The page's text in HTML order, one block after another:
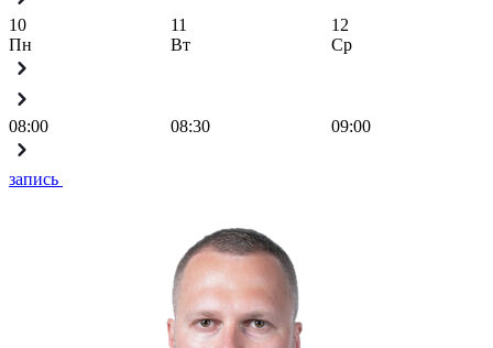
10
Пн
11
Вт
12
Ср
08:00 08:30 09:00
запись